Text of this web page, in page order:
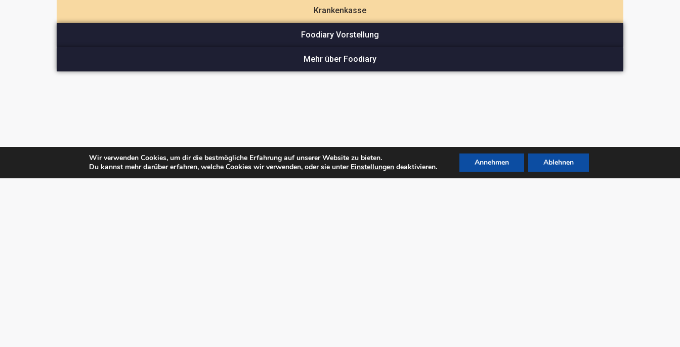
Krankenkasse
Foodiary Vorstellung
Mehr über Foodiary
Wir verwenden Cookies, um dir die bestmögliche Erfahrung auf unserer Website zu bieten.
Du kannst mehr darüber erfahren, welche Cookies wir verwenden, oder sie unter Einstellungendeaktivieren. Annehmen Ablehnen